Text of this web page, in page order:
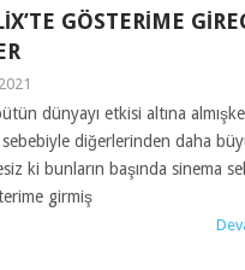
GÖSTERIME
dünyayı etkisi altına
sebebiyle diğerlerinden daha
ki bunların başında sinema
girmiş